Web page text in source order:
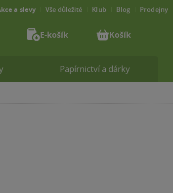
Papírnictví a dárky
a slevy Vše důležité Klub Blog Prodejny
E-košík Košík